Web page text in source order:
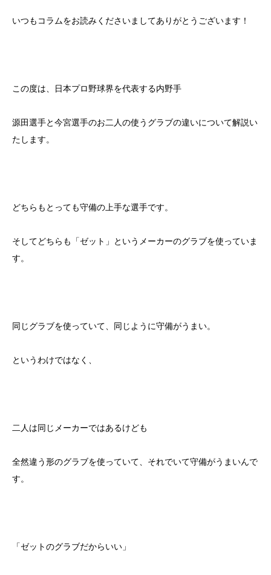
いつもコラムをお読みくださいましてありがとうございます！
この度は、日本プロ野球界を代表する内野手
源田選手と今宮選手のお二人の使うグラブの違いについて解説い
たします。
どちらもとっても守備の上手な選手です。
そしてどちらも「ゼット」というメーカーのグラブを使っていま
す。
同じグラブを使っていて、同じように守備がうまい。
というわけではなく、
二人は同じメーカーではあるけども
全然違う形のグラブを使っていて、それでいて守備がうまいんで
す。
「ゼットのグラブだからいい」